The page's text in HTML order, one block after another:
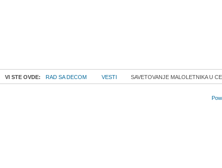
VI STE OVDE: RAD SA DECOM VESTI SAVETOVANJE MALOLETNIKA U